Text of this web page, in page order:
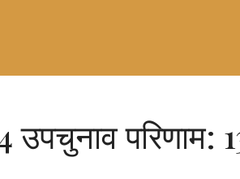
उपचुनाव परिणाम: